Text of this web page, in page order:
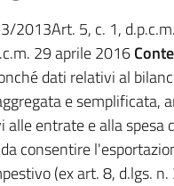
2013Art. 5, c. 1,
29 aprile 2016
dati relativi al
e semplificata,
entrate e alla spesa
consentire
(ex art. 8, d.lgs.